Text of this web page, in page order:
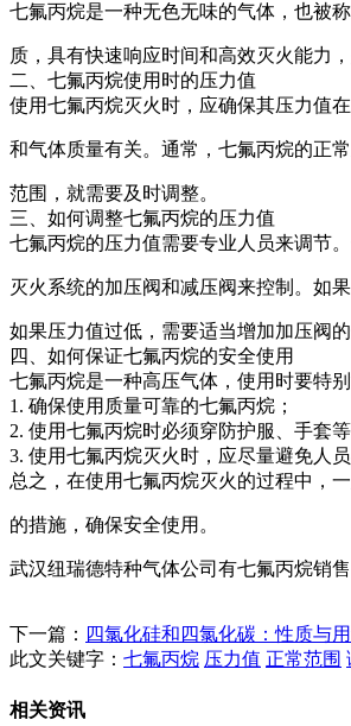
七氟丙烷是一种无色无味的气体，也被
质，具有快速响应时间和高效灭火能力
二、七氟丙烷使用时的压力值
使用七氟丙烷灭火时，应确保其压力值
和气体质量有关。通常，七氟丙烷的正
范围，就需要及时调整。
三、如何调整七氟丙烷的压力值
七氟丙烷的压力值需要专业人员来调节
灭火系统的加压阀和减压阀来控制。如
如果压力值过低，需要适当增加加压阀的
四、如何保证七氟丙烷的安全使用
七氟丙烷是一种高压气体，使用时要特
1. 确保使用质量可靠的七氟丙烷；
2. 使用七氟丙烷时必须穿防护服、手套等
3. 使用七氟丙烷灭火时，应尽量避免人员
总之，在使用七氟丙烷灭火的过程中，
的措施，确保安全使用。
武汉纽瑞德特种气体公司有七氟丙烷销售
下一篇： 四氯化硅和四氯化碳：性质与
此文关键字： 七氟丙烷 压力值 正常范围
相关资讯